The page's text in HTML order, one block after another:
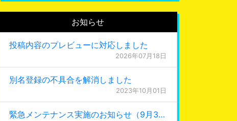
お知らせ
投稿内容のプレビューに対応しました
2026年07月18日
別名登録の不具合を解消しました
2023年10月01日
緊急メンテナンス実施のお知らせ（9月30日 0:15更新）